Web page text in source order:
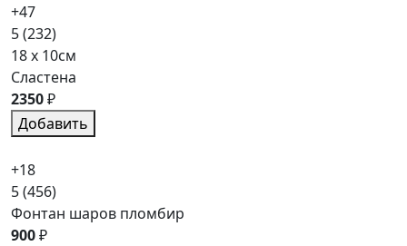
+47
5(232)
18 x 10см
Сластена
2350₽
Добавить
+18
5(456)
Фонтан шаров пломбир
900₽